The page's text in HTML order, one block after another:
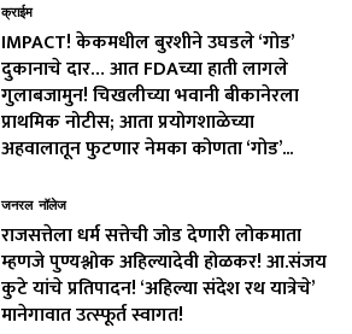
क्राईम
IMPACT! केकमधील बुरशीने उघडले ‘गोड’
दुकानाचे दार… आत FDAच्या हाती लागले
गुलाबजामुन! चिखलीच्या भवानी बीकानेरला
प्राथमिक नोटीस; आता प्रयोगशाळेच्या
अहवालातून फुटणार नेमका कोणता ‘गोड’...
जनरल नॉलेज
राजसत्तेला धर्म सत्तेची जोड देणारी लोकमाता
म्हणजे पुण्यश्लोक अहिल्यादेवी होळकर! आ.संजय
कुटे यांचे प्रतिपादन! ‘अहिल्या संदेश रथ यात्रेचे’
मानेगावात उत्स्फूर्त स्वागत!